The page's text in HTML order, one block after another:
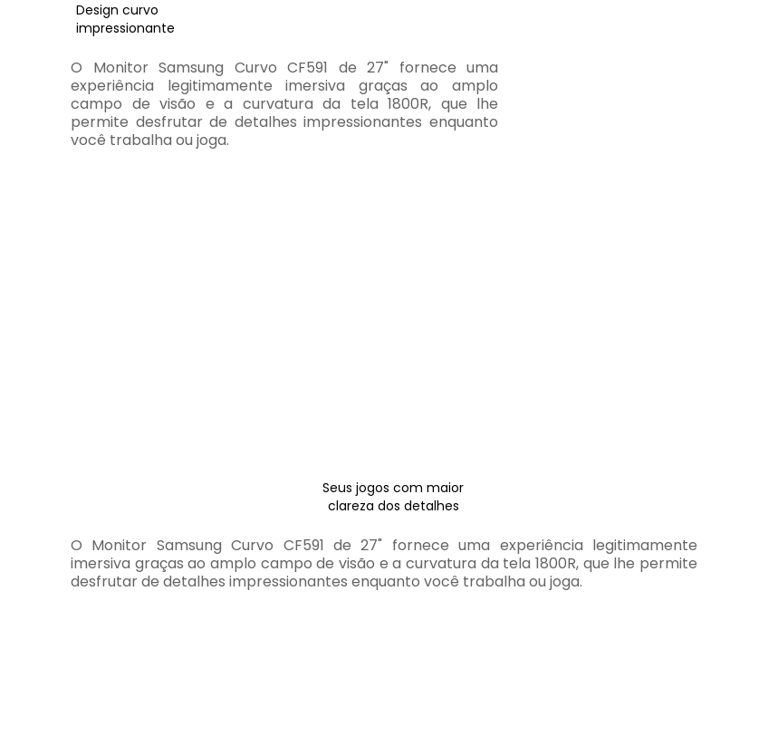
Design curvo
impressionante
O Monitor Samsung Curvo CF591 de 27" fornece uma
experiência legitimamente imersiva graças ao amplo
campo de visão e a curvatura da tela 1800R, que lhe
permite desfrutar de detalhes impressionantes enquanto
você trabalha ou joga.
Seus jogos com maior
clareza dos detalhes
O Monitor Samsung Curvo CF591 de 27" fornece uma experiência legitimamente
imersiva graças ao amplo campo de visão e a curvatura da tela 1800R, que lhe permite
desfrutar de detalhes impressionantes enquanto você trabalha ou joga.